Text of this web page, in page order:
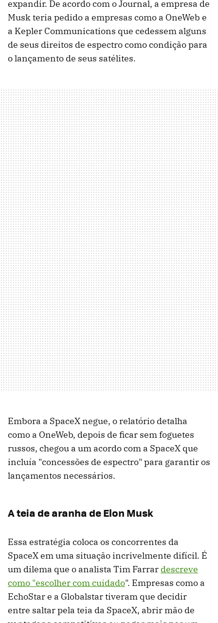
expandir. De acordo com o Journal, a empresa de
Musk teria pedido a empresas como a OneWeb e
a Kepler Communications que cedessem alguns
de seus direitos de espectro como condição para
o lançamento de seus satélites.
Embora a SpaceX negue, o relatório detalha
como a OneWeb, depois de ficar sem foguetes
russos, chegou a um acordo com a SpaceX que
incluía "concessões de espectro" para garantir os
lançamentos necessários.
A teia de aranha de Elon Musk
Essa estratégia coloca os concorrentes da
SpaceX em uma situação incrivelmente difícil. É
um dilema que o analista Tim Farrar descreve
como "escolher com cuidado". Empresas como a
EchoStar e a Globalstar tiveram que decidir
entre saltar pela teia da SpaceX, abrir mão de